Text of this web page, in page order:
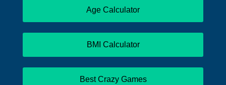
Age Calculator
BMI Calculator
Best Crazy Games